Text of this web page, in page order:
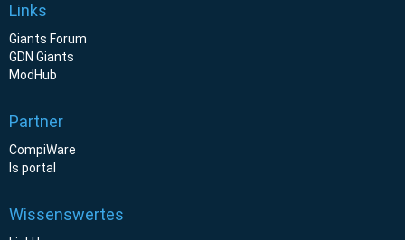
Links
Giants Forum
GDN Giants
ModHub
Partner
CompiWare
ls portal
Wissenswertes